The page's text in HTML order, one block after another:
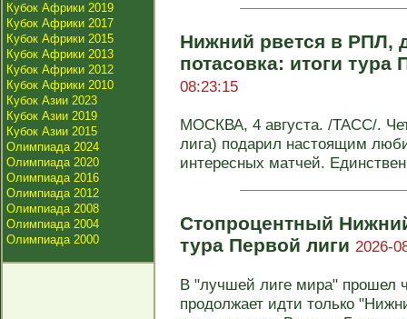
Кубок Африки 2019
Кубок Африки 2017
Кубок Африки 2015
Кубок Африки 2013
Кубок Африки 2012
Кубок Африки 2010
Кубок Азии 2023
Кубок Азии 2019
Кубок Азии 2015
Олимпиада 2024
Олимпиада 2020
Олимпиада 2016
Олимпиада 2012
Олимпиада 2008
Олимпиада 2004
Олимпиада 2000
Нижний рвется в РПЛ,
потасовка: итоги тура
08:23:15
МОСКВА, 4 августа. /ТАСС/.
лига) подарил настоящим
интересных матчей.
Стопроцентный
тура Первой лиги 2026-
В "лучшей лиге мира" прошел
продолжает идти только